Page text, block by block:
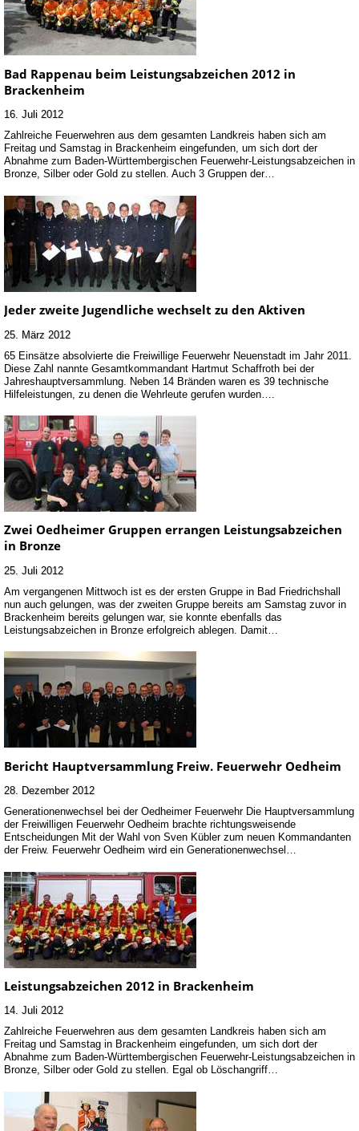
Bad Rappenau beim Leistungsabzeichen 2012 in
Brackenheim
16. Juli 2012
Zahlreiche Feuerwehren aus dem gesamten Landkreis haben sich am
Freitag und Samstag in Brackenheim eingefunden, um sich dort der
Abnahme zum Baden-Württembergischen Feuerwehr-Leistungsabzeichen in
Bronze, Silber oder Gold zu stellen. Auch 3 Gruppen der…
Jeder zweite Jugendliche wechselt zu den Aktiven
25. März 2012
65 Einsätze absolvierte die Freiwillige Feuerwehr Neuenstadt im Jahr 2011.
Diese Zahl nannte Gesamtkommandant Hartmut Schaffroth bei der
Jahreshauptversammlung. Neben 14 Bränden waren es 39 technische
Hilfeleistungen, zu denen die Wehrleute gerufen wurden….
Zwei Oedheimer Gruppen errangen Leistungsabzeichen
in Bronze
25. Juli 2012
Am vergangenen Mittwoch ist es der ersten Gruppe in Bad Friedrichshall
nun auch gelungen, was der zweiten Gruppe bereits am Samstag zuvor in
Brackenheim bereits gelungen war, sie konnte ebenfalls das
Leistungsabzeichen in Bronze erfolgreich ablegen. Damit…
Bericht Hauptversammlung Freiw. Feuerwehr Oedheim
28. Dezember 2012
Generationenwechsel bei der Oedheimer Feuerwehr Die Hauptversammlung
der Freiwilligen Feuerwehr Oedheim brachte richtungsweisende
Entscheidungen Mit der Wahl von Sven Kübler zum neuen Kommandanten
der Freiw. Feuerwehr Oedheim wird ein Generationenwechsel…
Leistungsabzeichen 2012 in Brackenheim
14. Juli 2012
Zahlreiche Feuerwehren aus dem gesamten Landkreis haben sich am
Freitag und Samstag in Brackenheim eingefunden, um sich dort der
Abnahme zum Baden-Württembergischen Feuerwehr-Leistungsabzeichen in
Bronze, Silber oder Gold zu stellen. Egal ob Löschangriff…